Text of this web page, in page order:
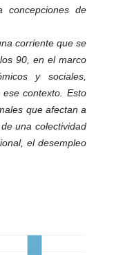
concepciones de
corriente que se
90, en el marco
y sociales,
contexto. Esto
que afectan a
una colectividad
el desempleo